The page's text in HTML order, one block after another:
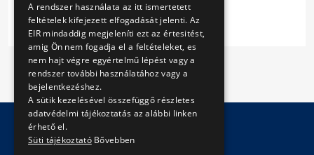
A rendszer használata az itt ismertetett
feltételek kifejezett elfogadását jelenti. Az
EIR mindaddig megjeleníti ezt az értesitést,
amig Ön nem fogadja el a feltételeket, es
nem hajt végre egyértelmű lépést vagy a
rendszer további használatához vagy a
bejelentkezéshez.
A sütik kezelésével összefüggő részletes
adatvédelmi tájékoztatás az alábbi linken
érhető el.
Süti tájékoztató Bővebben